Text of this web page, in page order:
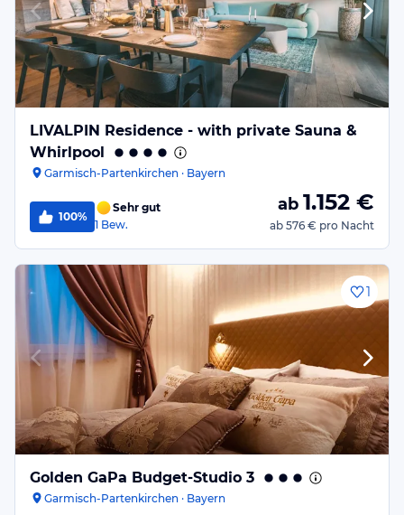
LIVALPIN Residence - with private Sauna &
Whirlpool
Garmisch-Partenkirchen · Bayern
100%
Sehr gut
1 Bew.
ab 1.152 €
ab 576 € pro Nacht
1
Golden GaPa Budget-Studio 3
Garmisch-Partenkirchen · Bayern